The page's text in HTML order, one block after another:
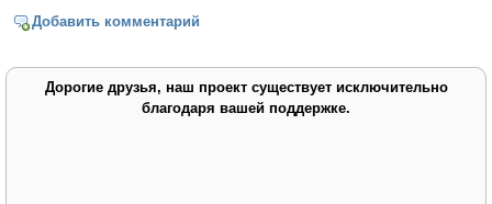
Добавить комментарий
Дорогие друзья, наш проект существует исключительно
благодаря вашей поддержке.